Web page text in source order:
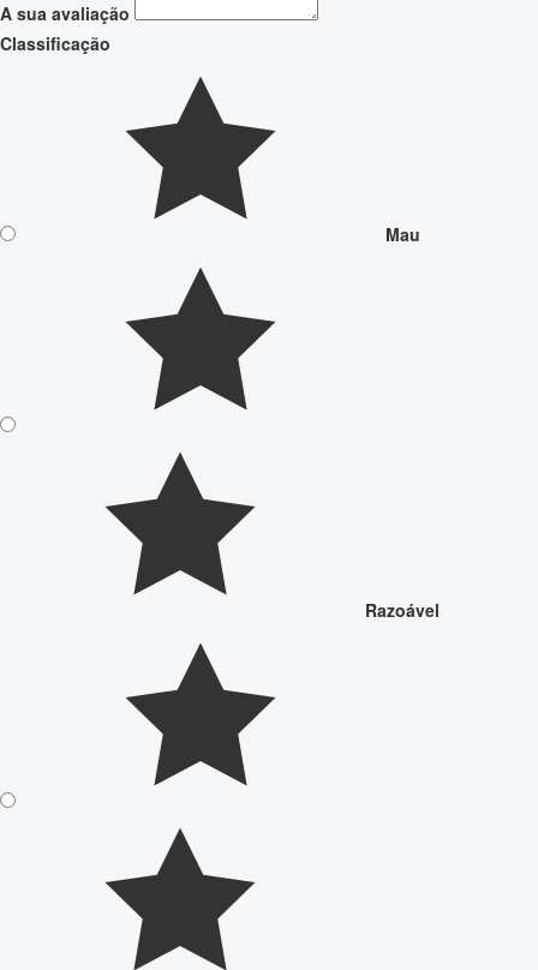
A sua avaliação
Classificação
Mau
Razoável